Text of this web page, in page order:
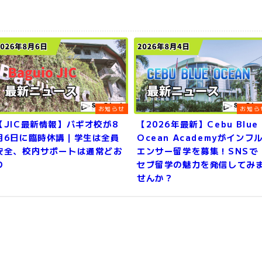
お知らせ
JIC最新情報】バギオ校が8
6日に臨時休講｜学生は全員
全、校内サポートは通常どお
お知ら
【2026年最新】Cebu Blue
Ocean Academyがインフ
エンサー留学を募集！SNSで
セブ留学の魅力を発信してみ
せんか？